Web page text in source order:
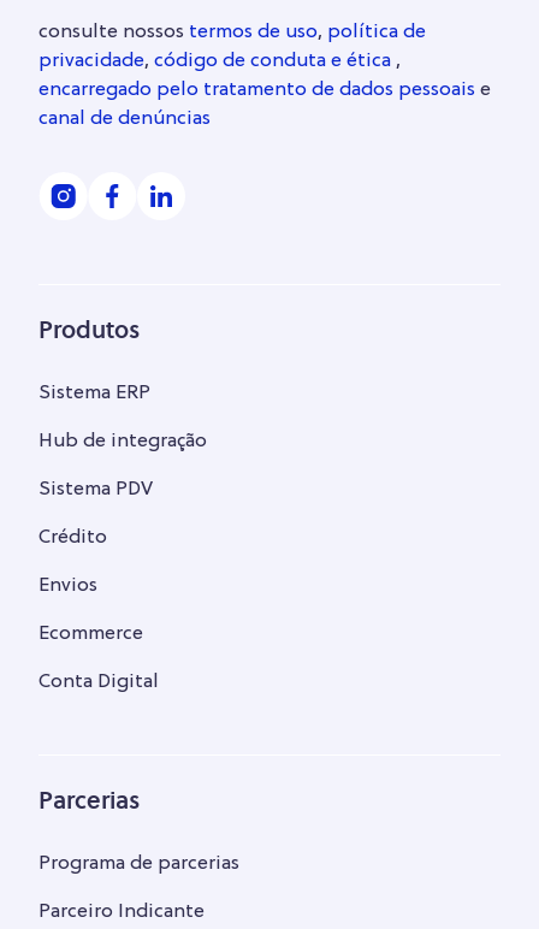
consulte nossos termos de uso, política de
privacidade, código de conduta e ética ,
encarregado pelo tratamento de dados pessoais e
canal de denúncias
Produtos
Sistema ERP
Hub de integração
Sistema PDV
Crédito
Envios
Ecommerce
Conta Digital
Parcerias
Programa de parcerias
Parceiro Indicante